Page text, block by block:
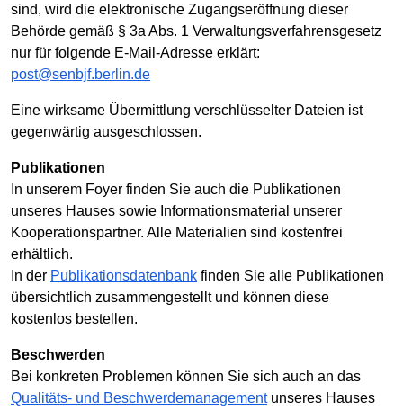
sind, wird die elektronische Zugangseröffnung dieser
Behörde gemäß § 3a Abs. 1 Verwaltungsverfahrensgesetz
nur für folgende E-Mail-Adresse erklärt:
post@senbjf.berlin.de
Eine wirksame Übermittlung verschlüsselter Dateien ist
gegenwärtig ausgeschlossen.
Publikationen
In unserem Foyer finden Sie auch die Publikationen
unseres Hauses sowie Informationsmaterial unserer
Kooperationspartner. Alle Materialien sind kostenfrei
erhältlich.
In der Publikationsdatenbank finden Sie alle Publikationen
übersichtlich zusammengestellt und können diese
kostenlos bestellen.
Beschwerden
Bei konkreten Problemen können Sie sich auch an das
Qualitäts- und Beschwerdemanagementunseres Hauses